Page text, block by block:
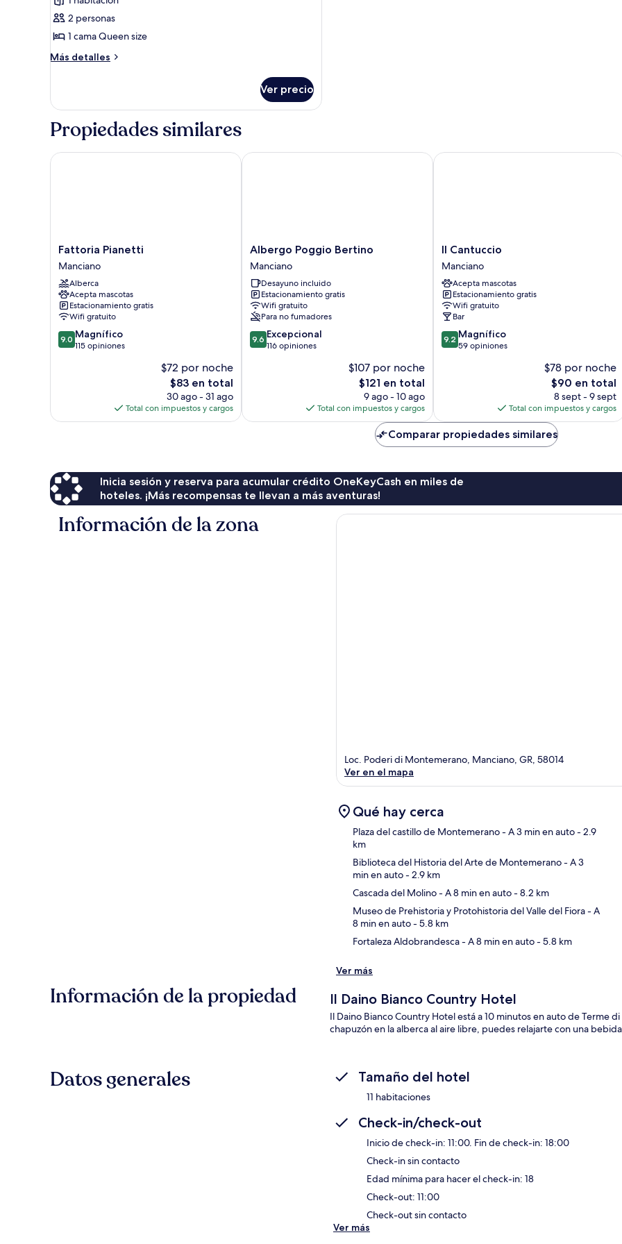
de
Casa
de
árbol
on
di
Montemerano)
2 personas
1 cama Queen size
Más detalles
Más
de
panorámica
on
Ver precio
Propiedades similares
Fattoria
Pianetti
Manciano
Fattoria Pianetti
Manciano
Alberca
Acepta mascotas
Estacionamiento gratis
Wifi gratuito
9.0
de
9.0 Magnífico
115 opiniones
$72 por noche
El
precio
actual
es
$83 en total
30 ago - 31 ago
Total con impuestos y cargos
Fattoria Pianetti
Albergo
Poggio
Bertino
Manciano
Albergo Poggio Bertino
Manciano
Desayuno incluido
Estacionamiento gratis
Wifi gratuito
Para no fumadores
9.6
de
9.6 Excepcional
116 opiniones
$107 por noche
El
precio
actual
es
$121 en total
9 ago - 10 ago
Total con impuestos y cargos
Albergo Poggio Bertino
Il
Cantuccio
Manciano
Il Cantuccio
Manciano
Acepta mascotas
Estacionamiento gratis
Wifi gratuito
Bar
9.2
de
9.2 Magnífico
59 opiniones
$78 por noche
El
precio
actual
es
de
$90
$90 en total
8 sept - 9 sept
Total con impuestos y cargos
Il Cantuccio
Comparar propiedades similares
Inicia sesión y reserva para acumular crédito OneKeyCash en miles de
hoteles. ¡Más recompensas te llevan a más aventuras!
Información de la zona
Loc. Poderi di Montemerano, Manciano, GR, 58014
Ver en el mapa
Qué hay cerca
Plaza del castillo de Montemerano- A 3 min en auto- 2.9
km
Biblioteca del Historia del Arte de Montemerano- A 3
min en auto- 2.9 km
Cascada del Molino- A 8 min en auto- 8.2 km
Museo de Prehistoria y Protohistoria del Valle del Fiora- A
8 min en auto- 5.8 km
Fortaleza Aldobrandesca- A 8 min en auto- 5.8 km
Ver más
Información de la propiedad Il Daino Bianco Country Hotel
Il Daino Bianco Country Hotel está a 10 minutos en auto de Terme
chapuzón en la alberca al aire libre, puedes relajarte con una
Datos generales Tamaño del hotel
11 habitaciones
Check-in/check-out
Inicio de check-in: 11:00. Fin de check-in: 18:00
Check-in sin contacto
Edad mínima para hacer el check-in: 18
Check-out: 11:00
Check-out sin contacto
Ver más